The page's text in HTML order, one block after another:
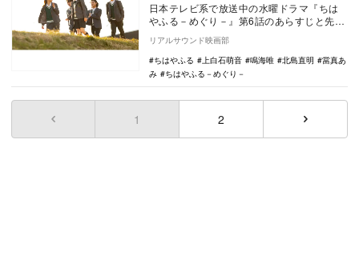
日本テレビ系で放送中の水曜ドラマ『ちは
やふる－めぐり－』第6話のあらすじと先行
カット、そして第5話に登場した鳴海唯のコ
メントが公…
リアルサウンド映画部
ちはやふる
上白石萌音 鳴海唯 北島直明
當真あ
み
ちはやふる－めぐり－
1 2